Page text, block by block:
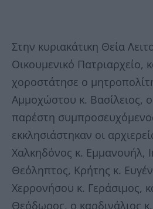
Στην κυριακάτικη Θεία
Οικουμενικό Πατριαρχείο,
χοροστάτησε ο
Αμμοχώστου κ. Βασίλειος,
παρέστη
εκκλησιάστηκαν οι
Χαλκηδόνος κ. Εμμανουήλ,
Θεόληπτος, Κρήτης κ.
Χερρονήσου κ. Γεράσιμος,
Θεόδωρος, ο καρδινάλιος